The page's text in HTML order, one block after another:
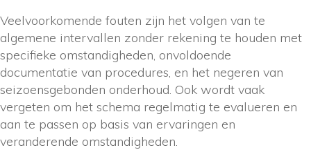
Veelvoorkomende fouten zijn het volgen van te
algemene intervallen zonder rekening te houden met
specifieke omstandigheden, onvoldoende
documentatie van procedures, en het negeren van
seizoensgebonden onderhoud. Ook wordt vaak
vergeten om het schema regelmatig te evalueren en
aan te passen op basis van ervaringen en
veranderende omstandigheden.